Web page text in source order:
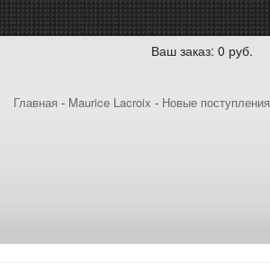
Ваш заказ: 0 руб.
Главная - Maurice Lacroix - Новые поступления